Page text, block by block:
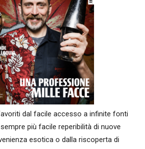
dal facile accesso a infinite fonti
più facile reperibilità di nuove
esotica o dalla riscoperta di